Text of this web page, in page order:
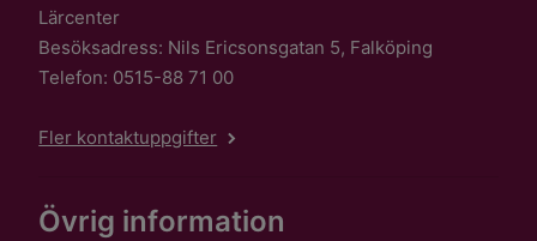
Lärcenter
Besöksadress: Nils Ericsonsgatan 5, Falköping
Telefon: 0515-88 71 00
Fler kontaktuppgifter
Övrig information